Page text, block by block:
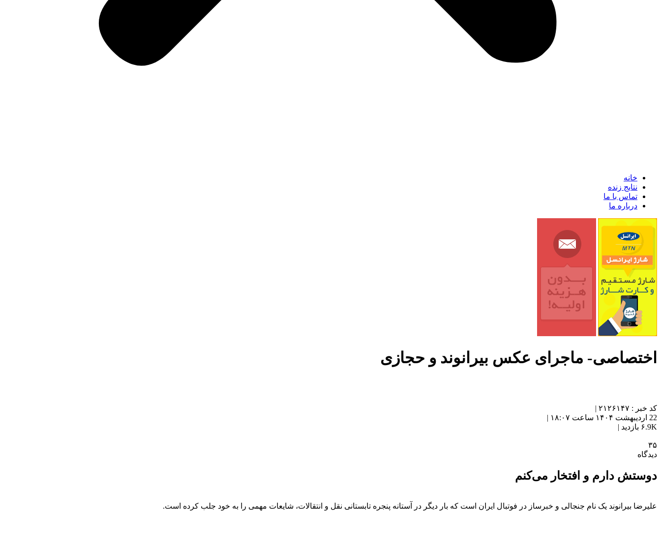
خانه
نتایج زنده
تماس با ما
درباره ما
اختصاصی- ماجرای عکس بیرانوند و حجازی
کد خبر : ۲۱۲۶۱۴۷ |
22 اردیبهشت ۱۴۰۴ ساعت ۱۸:۰۷ |
۶.9K بازدید |
۳۵
دیدگاه
دوستش دارم و افتخار می‌کنم
علیرضا بیرانوند یک نام جنجالی و خبرساز در فوتبال ایران است که بار دیگر در آستانه پنجره تابستانی نقل و انتقالات، شایعات مهمی را به خود جلب کرده است.